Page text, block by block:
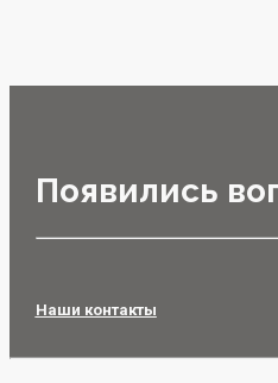
Появились
Наши контакты